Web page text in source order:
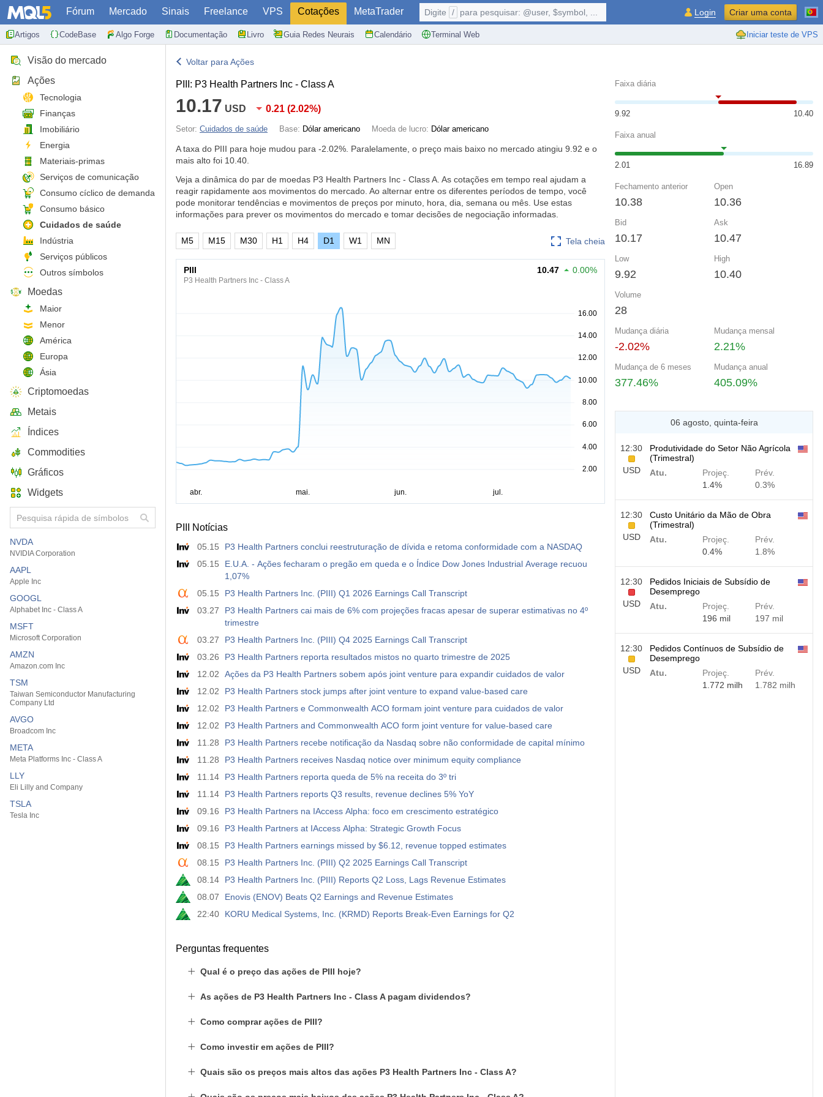
Fórum Mercado Sinais Freelance VPS Cotações MetaTrader
Artigos CodeBase Algo Forge Documentação Livro Guia Redes Neurais Calendário Terminal Web Iniciar teste de VPS
Digite / para pesquisar: @user, $symbol, ... Login Criar uma conta
Visão do mercado
Ações
Tecnologia
Finanças
Imobiliário
Energia
Materiais-primas
Serviços de comunicação
Consumo cíclico de demanda
Consumo básico
Cuidados de saúde
Indústria
Serviços públicos
Outros símbolos
Moedas
Maior
Menor
América
Europa
Ásia
Criptomoedas
Metais
Índices
Commodities
Gráficos
Widgets
NVDA
NVIDIA Corporation
AAPL
Apple Inc
GOOGL
Alphabet Inc - Class A
MSFT
Microsoft Corporation
AMZN
Amazon.com Inc
TSM
Taiwan Semiconductor Manufacturing
Company Ltd
AVGO
Broadcom Inc
META
Meta Platforms Inc - Class A
LLY
Eli Lilly and Company
TSLA
Tesla Inc
Voltar para Ações
PIII: P3 Health Partners Inc - Class A
10.17 USD 0.21 (2.02%)
Setor: Cuidados de saúde Base: Dólar americano Moeda de lucro: Dólar americano
A taxa do PIII para hoje mudou para -2.02% . Paralelamente, o preço mais baixo no mercado atingiu 9.92 e o
mais alto foi 10.40.
Veja a dinâmica do par de moedas P3 Health Partners Inc - Class A. As cotações em tempo real ajudam a
reagir rapidamente aos movimentos do mercado. Ao alternar entre os diferentes períodos de tempo, você
pode monitorar tendências e movimentos de preços por minuto, hora, dia, semana ou mês. Use estas
informações para prever os movimentos do mercado e tomar decisões de negociação informadas.
Tela cheia
M5 M15 M30 H1 H4 D1 W1 MN
PIII
P3 Health Partners Inc - Class A
10.47 0.00%
PIII Notícias
05.15
P3 Health Partners conclui reestruturação de dívida e retoma conformidade com a NASDAQ
05.15
E.U.A. - Ações fecharam o pregão em queda e o Índice Dow Jones Industrial Average recuou
1,07%
05.15
P3 Health Partners Inc. (PIII) Q1 2026 Earnings Call Transcript
03.27
P3 Health Partners cai mais de 6% com projeções fracas apesar de superar estimativas no 4º
trimestre
03.27
P3 Health Partners Inc. (PIII) Q4 2025 Earnings Call Transcript
03.26
P3 Health Partners reporta resultados mistos no quarto trimestre de 2025
12.02
Ações da P3 Health Partners sobem após joint venture para expandir cuidados de valor
12.02
P3 Health Partners stock jumps after joint venture to expand value-based care
12.02
P3 Health Partners e Commonwealth ACO formam joint venture para cuidados de valor
12.02
P3 Health Partners and Commonwealth ACO form joint venture for value-based care
11.28
P3 Health Partners recebe notificação da Nasdaq sobre não conformidade de capital mínimo
11.28
P3 Health Partners receives Nasdaq notice over minimum equity compliance
11.14
P3 Health Partners reporta queda de 5% na receita do 3º tri
11.14
P3 Health Partners reports Q3 results, revenue declines 5% YoY
09.16
P3 Health Partners na IAccess Alpha: foco em crescimento estratégico
09.16
P3 Health Partners at IAccess Alpha: Strategic Growth Focus
08.15
P3 Health Partners earnings missed by $6.12, revenue topped estimates
08.15
P3 Health Partners Inc. (PIII) Q2 2025 Earnings Call Transcript
08.14
P3 Health Partners Inc. (PIII) Reports Q2 Loss, Lags Revenue Estimates
08.07
Enovis (ENOV) Beats Q2 Earnings and Revenue Estimates
22:40
KORU Medical Systems, Inc. (KRMD) Reports Break-Even Earnings for Q2
Perguntas frequentes
Qual é o preço das ações de PIII hoje?
As ações de P3 Health Partners Inc - Class A pagam dividendos?
Como comprar ações de PIII?
Como investir em ações de PIII?
Quais são os preços mais altos das ações P3 Health Partners Inc - Class A?
Faixa diária
9.92 10.40
Faixa anual
2.01 16.89
Fechamento anterior
10.38
Open
10.36
Bid
10.17
Ask
10.47
Low
9.92
High
10.40
Volume
28
Mudança diária
-2.02%
Mudança mensal
2.21%
Mudança de 6 meses
377.46%
Mudança anual
405.09%
06 agosto, quinta-feira
12:30
USD
Produtividade do Setor Não Agrícola
(Trimestral)
Atu.
Projeç.
1.4%
Prév.
0.3%
12:30
USD
Custo Unitário da Mão de Obra
(Trimestral)
Atu.
Projeç.
0.4%
Prév.
1.8%
12:30
USD
Pedidos Iniciais de Subsídio de
Desemprego
Atu.
Projeç.
196 mil
Prév.
197 mil
12:30
USD
Pedidos Contínuos de Subsídio de
Desemprego
Atu.
Projeç.
1.772 milh
Prév.
1.782 milh